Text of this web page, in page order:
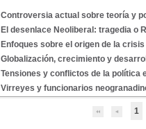
Controversia actual sobre teoría y
El desenlace Neoliberal: tragedia o
Enfoques sobre el origen de la
Globalización, crecimiento y
Tensiones y conflictos de la política
Virreyes y funcionarios
1